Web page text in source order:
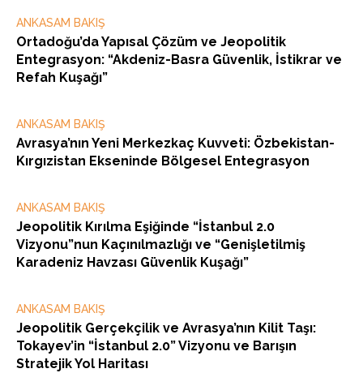
ANKASAM BAKIŞ
Ortadoğu’da Yapısal Çözüm ve Jeopolitik
Entegrasyon: “Akdeniz-Basra Güvenlik, İstikrar ve
Refah Kuşağı”
ANKASAM BAKIŞ
Avrasya’nın Yeni Merkezkaç Kuvveti: Özbekistan-
Kırgızistan Ekseninde Bölgesel Entegrasyon
ANKASAM BAKIŞ
Jeopolitik Kırılma Eşiğinde “İstanbul 2.0
Vizyonu”nun Kaçınılmazlığı ve “Genişletilmiş
Karadeniz Havzası Güvenlik Kuşağı”
ANKASAM BAKIŞ
Jeopolitik Gerçekçilik ve Avrasya’nın Kilit Taşı:
Tokayev’in “İstanbul 2.0” Vizyonu ve Barışın
Stratejik Yol Haritası